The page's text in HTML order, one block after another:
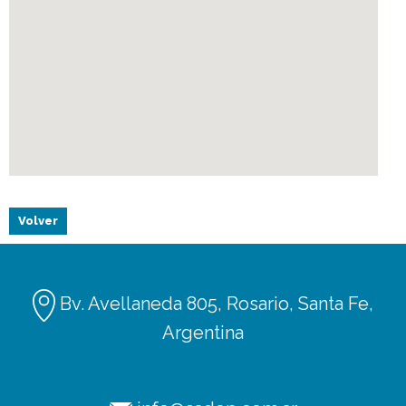
Volver
Bv. Avellaneda 805, Rosario, Santa Fe,
Argentina